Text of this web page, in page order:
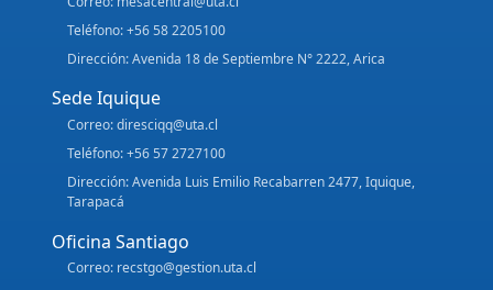
Teléfono: +56 58 2205100
Dirección: Avenida 18 de Septiembre N° 2222, Arica
Sede Iquique
Correo: diresciqq@uta.cl
Teléfono: +56 57 2727100
Dirección: Avenida Luis Emilio Recabarren 2477, Iquique,
Tarapacá
Oficina Santiago
Correo: recstgo@gestion.uta.cl